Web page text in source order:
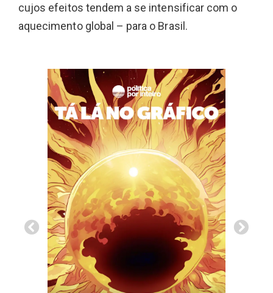
cujos efeitos tendem a se intensificar com o
aquecimento global – para o Brasil.